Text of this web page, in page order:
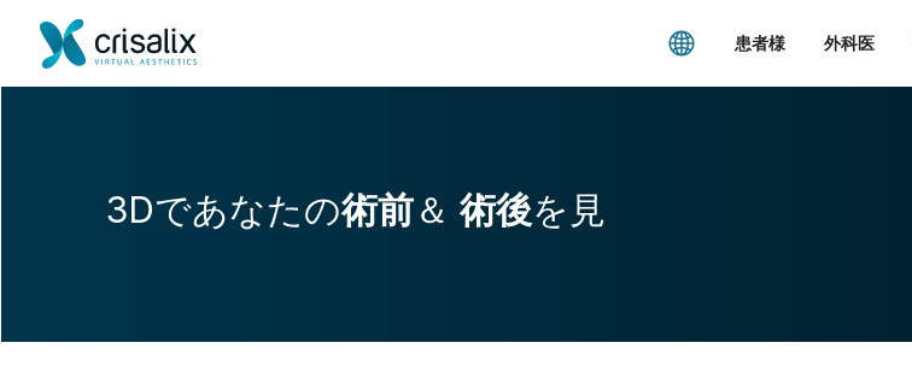
患者様 外科医
3Dであなたの術前＆術後を見